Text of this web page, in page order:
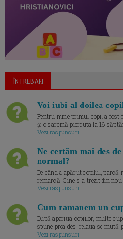
ÎNTREBARI
Voi iubi al doilea
Pentru mine primul copil a fost
și o sarcină pierduta la 16
Vezi raspunsuri
Ne certăm mai des
normal?
De când a apărut copilul, parcă
remarcă. Cine s-a trezit din
Vezi raspunsuri
Cum ramanem un
După apariția copiilor, multe
spune prea des: relația se mută
Vezi raspunsuri